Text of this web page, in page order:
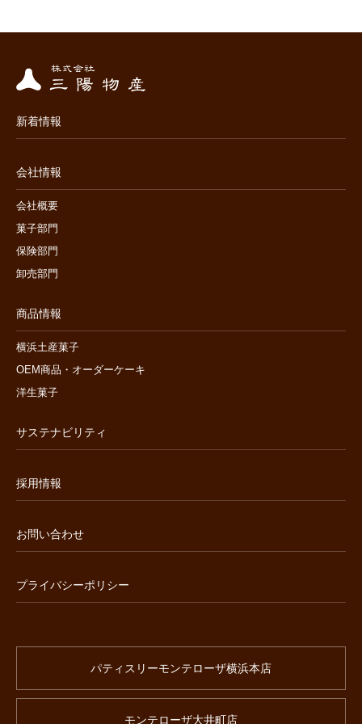
新着情報
会社情報
会社概要
菓子部門
保険部門
卸売部門
商品情報
横浜土産菓子
OEM商品・オーダーケーキ
洋生菓子
サステナビリティ
採用情報
お問い合わせ
プライバシーポリシー
パティスリーモンテローザ横浜本店
モンテローザ大井町店